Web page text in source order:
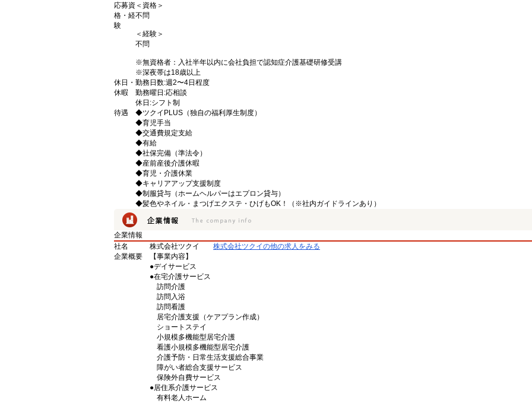
応募資
格・経
験
＜資格＞
不問
＜経験＞
不問
※無資格者：入社半年以内に会社負担で認知症介護基礎研修受講
※深夜帯は18歳以上
休日・
休暇
勤務日数:週2〜4日程度
勤務曜日:応相談
休日:シフト制
待遇
◆ツクイPLUS（独自の福利厚生制度）
◆育児手当
◆交通費規定支給
◆有給
◆社保完備（準法令）
◆産前産後介護休暇
◆育児・介護休業
◆キャリアアップ支援制度
◆制服貸与（ホームヘルパーはエプロン貸与）
◆髪色やネイル・まつげエクステ・ひげもOK！（※社内ガイドラインあり）
企業情報
社名
株式会社ツクイ
株式会社ツクイの他の求人をみる
企業概要
【事業内容】
●デイサービス
●在宅介護サービス
訪問介護
訪問入浴
訪問看護
居宅介護支援（ケアプラン作成）
ショートステイ
小規模多機能型居宅介護
看護小規模多機能型居宅介護
介護予防・日常生活支援総合事業
障がい者総合支援サービス
保険外自費サービス
●居住系介護サービス
有料老人ホーム